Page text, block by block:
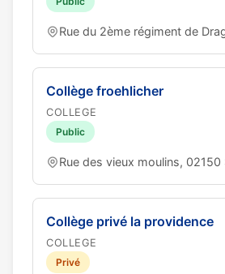
Rue du 2ème régiment de
Collège froehlicher
COLLEGE
Public
Rue des vieux moulins, 02150
Collège privé la providence
COLLEGE
Privé